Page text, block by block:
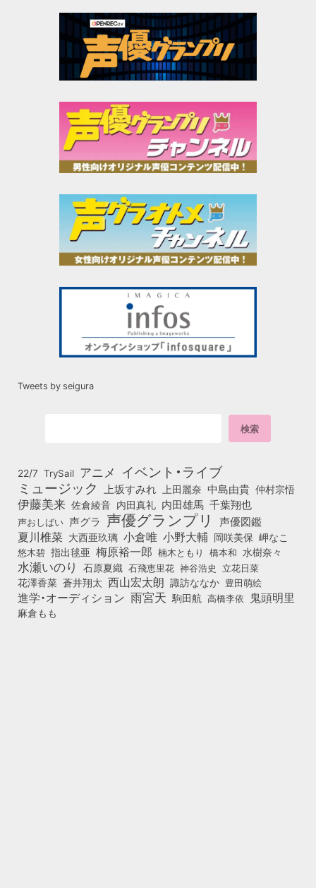
Tweets by seigura
22/7 TrySail アニメ イベント・ライブ
ミュージック 上坂すみれ 上田麗奈 中島由貴 仲村宗悟
伊藤美来 佐倉綾音 内田真礼 内田雄馬 千葉翔也
声おしばい 声グラ 声優グランプリ 声優図鑑
夏川椎菜 大西亜玖璃 小倉唯 小野大輔 岡咲美保 岬なこ
悠木碧 指出毬亜 梅原裕一郎 楠木ともり 橋本和 水樹奈々
水瀬いのり 石原夏織 石飛恵里花 神谷浩史 立花日菜
花澤香菜 蒼井翔太 西山宏太朗 諏訪ななか 豊田萌絵
進学・オーディション 雨宮天 駒田航 高橋李依 鬼頭明里
麻倉もも